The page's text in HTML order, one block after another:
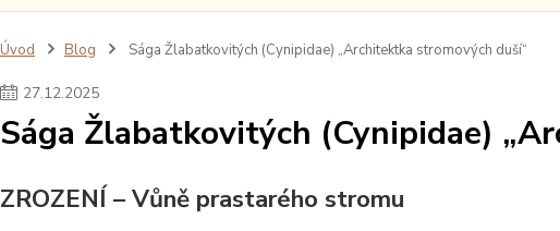
Úvod Blog Sága Žlabatkovitých (Cynipidae) „Architektka stromových duší“
27.12.2025
Sága Žlabatkovitých (Cynipidae)
ZROZENÍ – Vůně prastarého stromu